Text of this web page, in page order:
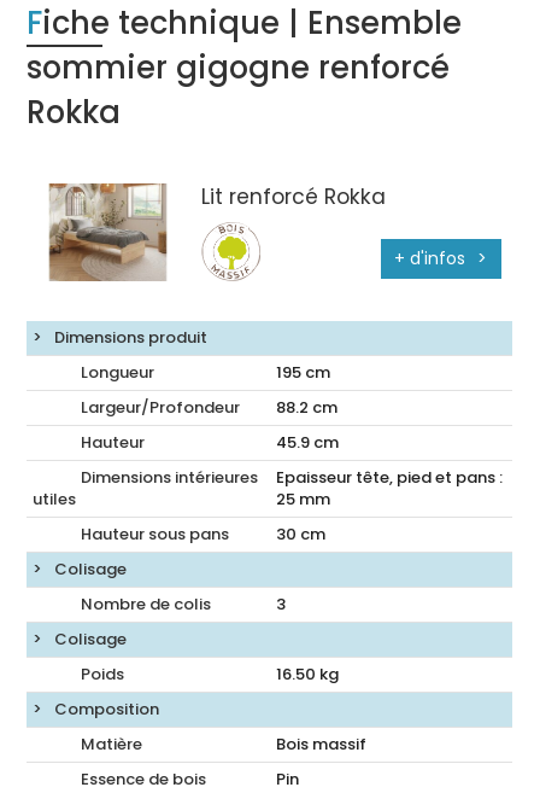
Fiche technique | Ensemble
sommier gigogne renforcé
Rokka
Lit renforcé Rokka
+ d'infos
Dimensions produit
Longueur
195 cm
Largeur/Profondeur
88.2 cm
Hauteur
45.9 cm
Dimensions intérieures
utiles
Epaisseur tête, pied et pans :
25 mm
Hauteur sous pans
30 cm
Colisage
Nombre de colis
3
Colisage
Poids
16.50 kg
Composition
Matière
Bois massif
Essence de bois
Pin